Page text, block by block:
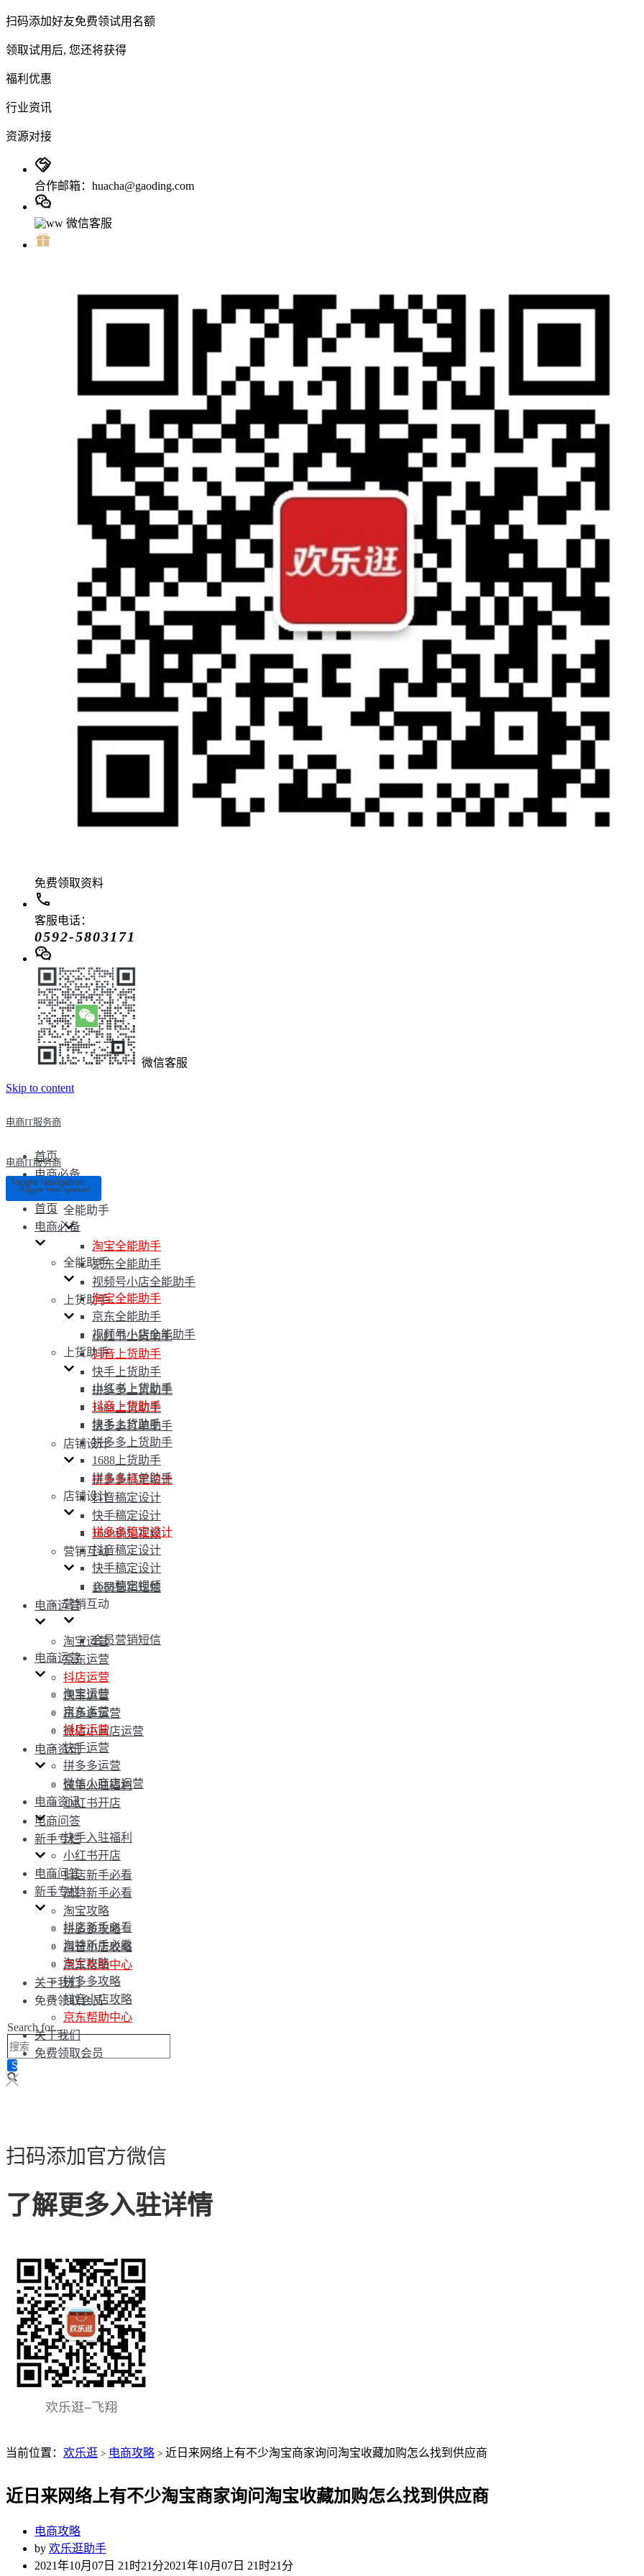
扫码添加好友免费领试用名额
领取试用后, 您还将获得
福利优惠
行业资讯
资源对接
合作邮箱：huacha@gaoding.com
微信客服
免费领取资料
客服电话：
0592-5803171
微信客服
Skip to content
电商IT服务商
首页
电商必备
全能助手
淘宝全能助手
京东全能助手
视频号小店全能助手
上货助手
小红书上货助手
抖音上货助手
快手上货助手
拼多多上货助手
1688上货助手
拼多多打单助手
店铺设计
拼多多稿定设计
抖音稿定设计
快手稿定设计
1688稿定视频
营销互动
会员营销短信
电商运营
淘宝运营
京东运营
抖店运营
快手运营
拼多多运营
微信小商店运营
电商资讯
快手入驻福利
小红书开店
电商问答
新手专栏
抖店新手必看
淘特新手必看
淘宝攻略
拼多多攻略
抖音小店攻略
京东帮助中心
关于我们
免费领取会员
Search for...
电商IT服务商
Toggle Navigation
Toggle Navigation
首页
电商必备
全能助手
淘宝全能助手
京东全能助手
视频号小店全能助手
上货助手
小红书上货助手
抖音上货助手
快手上货助手
拼多多上货助手
1688上货助手
拼多多打单助手
店铺设计
拼多多稿定设计
抖音稿定设计
快手稿定设计
1688稿定视频
营销互动
会员营销短信
电商运营
淘宝运营
京东运营
抖店运营
快手运营
拼多多运营
微信小商店运营
电商资讯
快手入驻福利
小红书开店
电商问答
新手专栏
抖店新手必看
淘特新手必看
淘宝攻略
拼多多攻略
抖音小店攻略
京东帮助中心
关于我们
免费领取会员
扫码添加官方微信
了解更多入驻详情
当前位置： 欢乐逛 > 电商攻略 > 近日来网络上有不少淘宝商家询问淘宝收藏加购怎么找到供应商
近日来网络上有不少淘宝商家询问淘宝收藏加购怎么找到供应商
电商攻略
by 欢乐逛助手
2021年10月07日 21时21分2021年10月07日 21时21分